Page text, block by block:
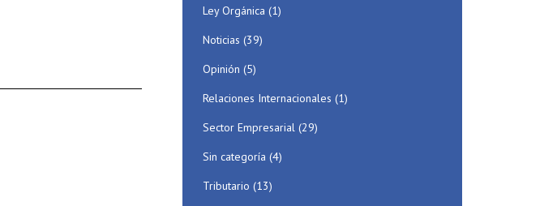
Ley Orgánica (1)
Noticias (39)
Opinión (5)
Relaciones Internacionales (1)
Sector Empresarial (29)
Sin categoría (4)
Tributario (13)